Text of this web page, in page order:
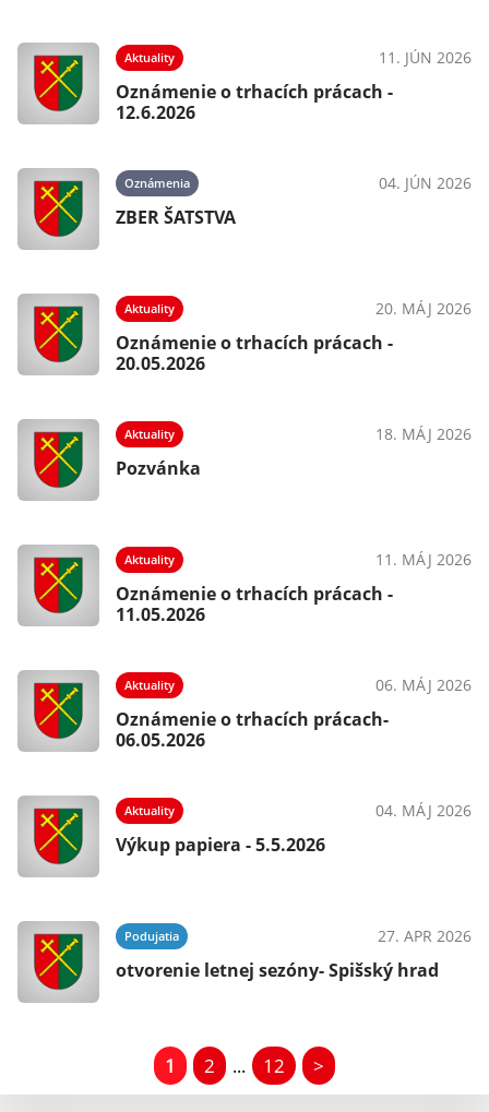
Aktuality 11. JÚN 2026
Oznámenie o trhacích prácach -
12.6.2026
Oznámenia 04. JÚN 2026
ZBER ŠATSTVA
Aktuality 20. MÁJ 2026
Oznámenie o trhacích prácach -
20.05.2026
Aktuality 18. MÁJ 2026
Pozvánka
Aktuality 11. MÁJ 2026
Oznámenie o trhacích prácach -
11.05.2026
Aktuality 06. MÁJ 2026
Oznámenie o trhacích prácach-
06.05.2026
Aktuality 04. MÁJ 2026
Výkup papiera - 5.5.2026
Podujatia 27. APR 2026
otvorenie letnej sezóny- Spišský hrad
1 2 ... 12 >